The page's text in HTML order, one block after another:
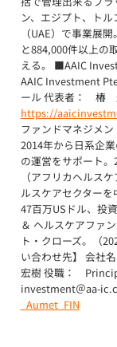
ン、エジプト、ト
（UAE）で事業展
と884,000件以上の
える。 ■AAIC
AAIC Investment
ール 代表者： 椿
https://
ファンドマネジメン
2014年から日系企
の運営をサポート
（アフリカヘルス
ルスケアセクター
47百万USドル、投
＆ ヘルスケアファ
ト・クローズ。（
い合わせ先】 会
宏樹 役職：
investment＠aa-
_Aumet_FIN